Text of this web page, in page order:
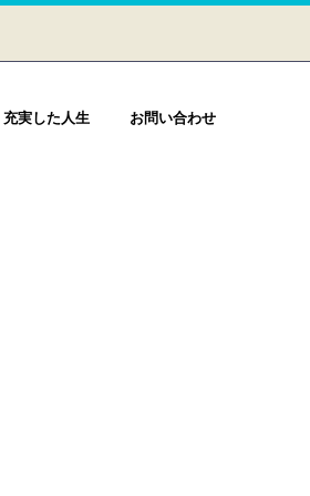
充実した人生 お問い合わせ